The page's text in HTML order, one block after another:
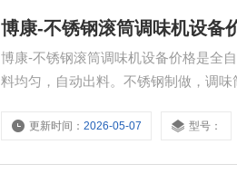
博康-不锈钢滚筒调味机设备
博康-不锈钢滚筒调味机设备价格是全
料均匀，自动出料。不锈钢制做，调
更新时间：2026-05-07 型号：